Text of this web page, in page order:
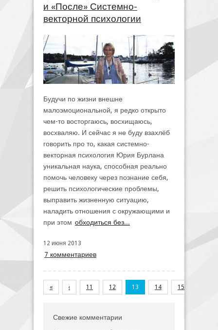
и «После» Системно-
векторной психологии
Будучи по жизни внешне
малоэмоциональной, я редко открыто
чем-то восторгаюсь, восхищаюсь,
восхваляю. И сейчас я не буду взахлёб
говорить про то, какая системно-
векторная психология Юрия Бурлана
уникальная наука, способная реально
помочь человеку через познание себя,
решить психологические проблемы,
выправить жизненную ситуацию,
наладить отношения с окружающими и
при этом обходиться без...
12 июня 2013
7 комментариев
« ‹ 11 12 13 14 15
Свежие комментарии